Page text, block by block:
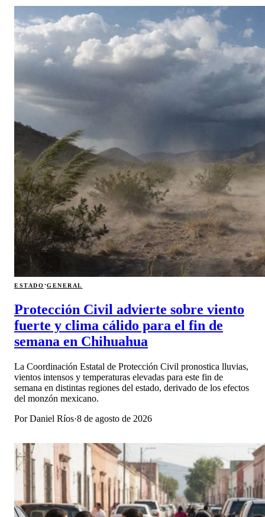
ESTADO·GENERAL
Protección Civil advierte sobre viento
fuerte y clima cálido para el fin de
semana en Chihuahua
La Coordinación Estatal de Protección Civil pronostica lluvias,
vientos intensos y temperaturas elevadas para este fin de
semana en distintas regiones del estado, derivado de los efectos
del monzón mexicano.
PorDaniel Ríos·8 de agosto de 2026